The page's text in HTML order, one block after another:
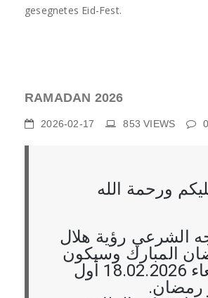
gesegnetes Eid-Fest.
RAMADAN 2026
2026-02-17 853VIEWS 0
ورحمة الله
الشرعي رؤية هلال
المبارك وسيكون
غدا الأربعاء 18.02.2026 أول
رمضان.